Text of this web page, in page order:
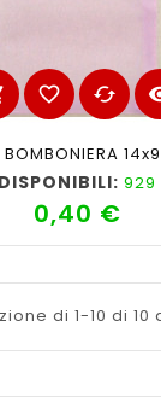
favorite_border cached
BOMBONIERA
DISPONIBILI: 929
0,40 €
di 1-10 di